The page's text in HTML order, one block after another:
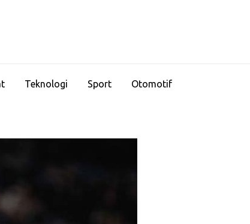
Teknologi Sport Otomotif